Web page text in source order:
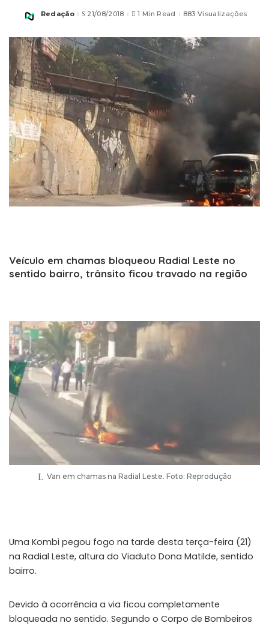
Posted
Redação 21/08/2018 1 Min Read 883 Visualizações
Veículo em chamas bloqueou Radial Leste no
sentido bairro, trânsito ficou travado na região
Van em chamas na Radial Leste. Foto: Reprodução
Uma Kombi pegou fogo na tarde desta terça-feira (21)
na Radial Leste, altura do Viaduto Dona Matilde, sentido
bairro.
Devido à ocorrência a via ficou completamente
bloqueada no sentido. Segundo o Corpo de Bombeiros